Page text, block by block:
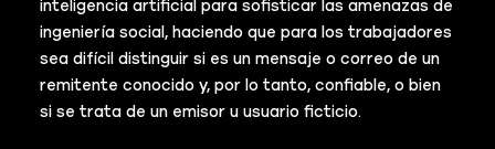
inteligencia artificial para sofisticar las amenazas de
ingeniería social, haciendo que para los trabajadores
sea difícil distinguir si es un mensaje o correo de un
remitente conocido y, por lo tanto, confiable, o bien
si se trata de un emisor u usuario ficticio.